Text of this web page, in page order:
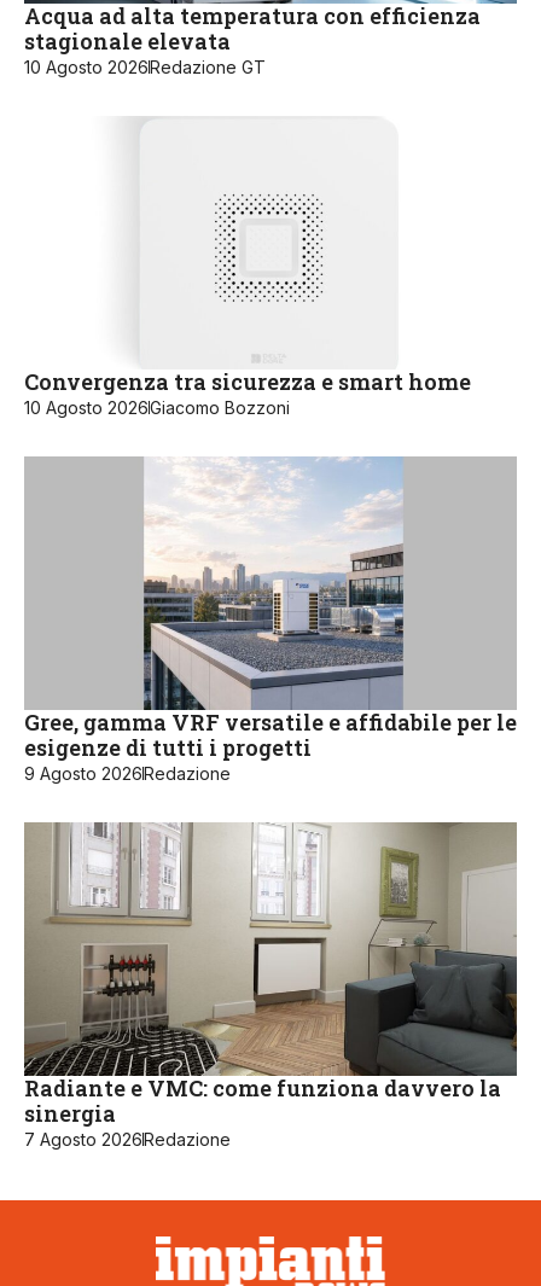
Acqua ad alta temperatura con efficienza
stagionale elevata
10 Agosto 2026Redazione GT
Convergenza tra sicurezza e smart home
10 Agosto 2026Giacomo Bozzoni
Gree, gamma VRF versatile e affidabile per le
esigenze di tutti i progetti
9 Agosto 2026Redazione
Radiante e VMC: come funziona davvero la
sinergia
7 Agosto 2026Redazione